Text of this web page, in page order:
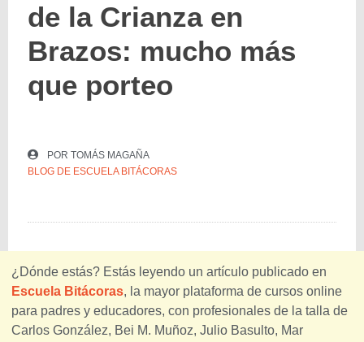
de la Crianza en
Brazos: mucho más
que porteo
POR TOMÁS MAGAÑA
BLOG DE ESCUELA BITÁCORAS
¿Dónde estás? Estás leyendo un artículo publicado en
Escuela Bitácoras, la mayor plataforma de cursos online
para padres y educadores, con profesionales de la talla de
Carlos González, Bei M. Muñoz, Julio Basulto, Mar